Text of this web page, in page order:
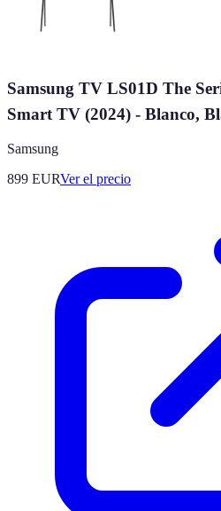
Samsung TV LS01D The
Smart TV (2024) - Blanco,
Samsung
899 EURVer el precio